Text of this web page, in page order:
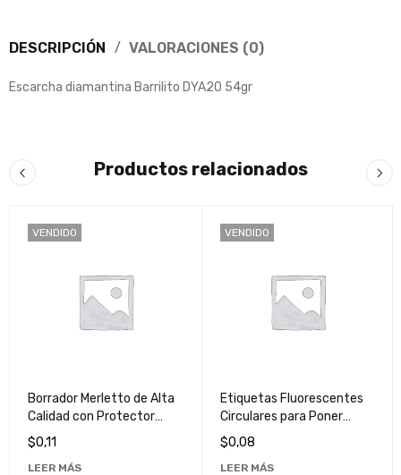
DESCRIPCIÓN VALORACIONES (0)
Escarcha diamantina Barrilito DYA20 54gr
Productos relacionados
VENDIDO
Borrador Merletto de Alta
Calidad con Protector
Duradero 7 - Ideal para Uso
Escolar y Profesional
$0,11
LEER MÁS
VENDIDO
Etiquetas Fluorescentes
Circulares para Poner
Precio Maco 3 - Ideal para
Negocios y Tiendas
$0,08
LEER MÁS